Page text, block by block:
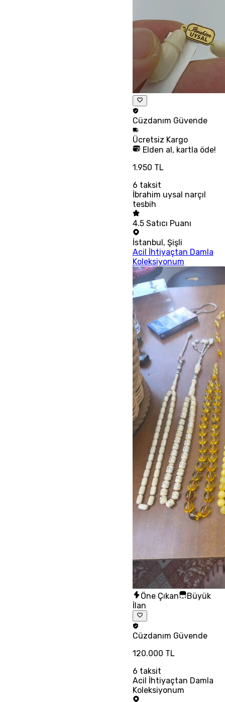
Cüzdanım Güvende
Ücretsiz Kargo
Elden al, kartla öde!
1.950 TL
6 taksit
İbrahim uysal narçıl
tesbih
4.5 Satıcı Puanı
İstanbul, Şişli
Acil İhtiyaçtan Damla
Koleksiyonum
Öne Çıkan
Büyük
İlan
Cüzdanım Güvende
120.000 TL
6 taksit
Acil İhtiyaçtan Damla
Koleksiyonum